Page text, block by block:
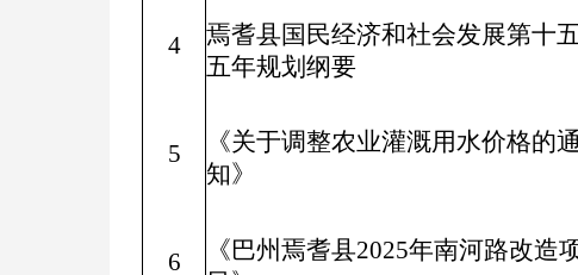
4
焉耆县国民经济和社会发展第十
五年规划纲要
5
《关于调整农业灌溉用水价格的通
知》
6
《巴州焉耆县2025年南河路改造